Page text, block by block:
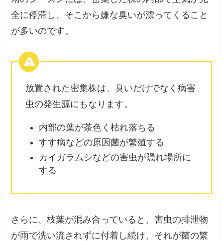
全に停滞し、そこから嫌な臭いが漂ってくること
が多いのです。
放置された密集株は、臭いだけでなく病害
虫の発生源にもなります。
内部の葉が茶色く枯れ落ちる
すす病などの原因菌が繁殖する
カイガラムシなどの害虫が隠れ場所に
する
さらに、枝葉が混み合っていると、害虫の排泄物
が雨で洗い流されずに付着し続け、それが菌の繁